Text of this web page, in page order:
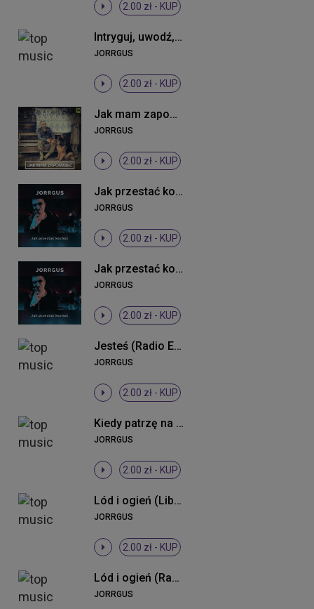
2.00 zł - KUP
Intryguj, uwodź, prowokuj mnie (Radio Edit)
JORRGUS
2.00 zł - KUP
Jak mam zapomnieć
JORRGUS
2.00 zł - KUP
Jak przestać kochać
JORRGUS
2.00 zł - KUP
Jak przestać kochać
JORRGUS
2.00 zł - KUP
Jesteś (Radio Edit 2013)
JORRGUS
2.00 zł - KUP
Kiedy patrzę na nią (Radio Mix)
JORRGUS
2.00 zł - KUP
Lód i ogień (Liberthez Club Mix)
JORRGUS
2.00 zł - KUP
Lód i ogień (Radio Edit)
JORRGUS